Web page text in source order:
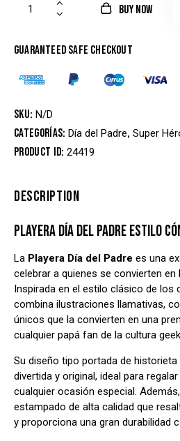
BUY NOW
Guaranteed safe checkout
SKU: N/D
Categorías:Día del Padre, Super
Product ID:24419
DESCRIPTION
PLAYERA DÍA DEL PADRE ESTILO
La Playera Día del Padre es una
celebrar a quienes se convierten
Inspirada en el estilo clásico de los
combina ilustraciones llamativas,
únicos que la convierten en una
cualquier papá fan de la cultura
Su diseño tipo portada de
divertida y original, ideal para
cualquier ocasión especial.
estampado de alta calidad que
y proporciona una gran durabilidad